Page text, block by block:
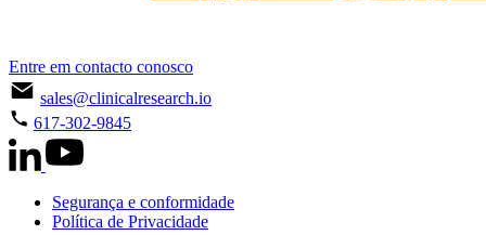
Entre em contacto conosco
sales@clinicalresearch.io
617-302-9845
Segurança e conformidade
Política de Privacidade